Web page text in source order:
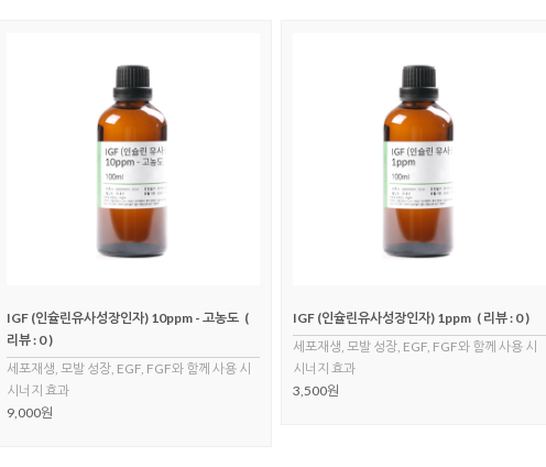
IGF (인슐린유사성장인자) 10ppm - 고농도 (
리뷰 : 0 )
세포재생, 모발 성장, EGF, FGF와 함께 사용 시
시너지 효과
9,000원
IGF (인슐린유사성장인자) 1ppm ( 리뷰 : 0 )
세포재생, 모발 성장, EGF, FGF와 함께 사용 시
시너지 효과
3,500원